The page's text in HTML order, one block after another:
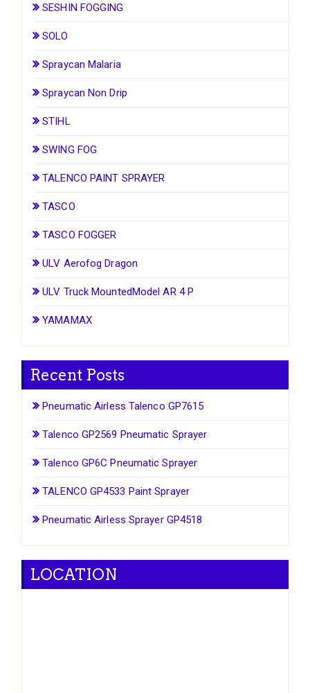
SESHIN FOGGING
SOLO
Spraycan Malaria
Spraycan Non Drip
STIHL
SWING FOG
TALENCO PAINT SPRAYER
TASCO
TASCO FOGGER
ULV Aerofog Dragon
ULV Truck MountedModel AR 4 P
YAMAMAX
Recent Posts
Pneumatic Airless Talenco GP7615
Talenco GP2569 Pneumatic Sprayer
Talenco GP6C Pneumatic Sprayer
TALENCO GP4533 Paint Sprayer
Pneumatic Airless Sprayer GP4518
LOCATION